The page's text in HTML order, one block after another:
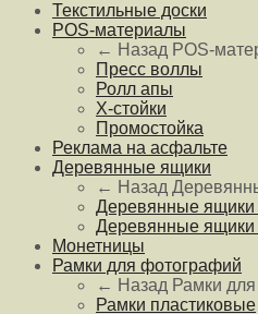
Текстильные доски
POS-материалы
← Назад POS-
Пресс воллы
Ролл апы
Х-стойки
Промостойка
Реклама на асфальте
Деревянные ящики
← Назад
Деревянные ящики
Деревянные
Монетницы
Рамки для фотографий
← Назад Рамки
Рамки пластиковые